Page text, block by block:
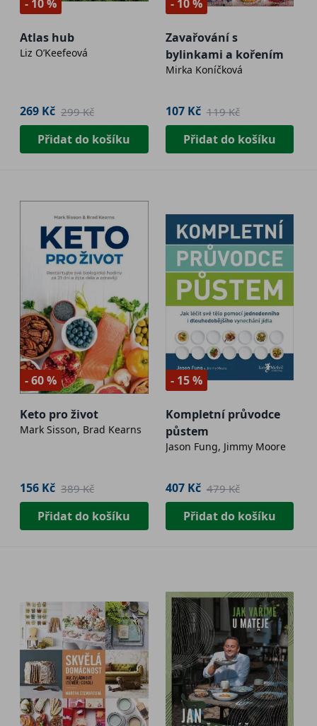
- 10 %
Atlas hub
Liz O’Keefeová
269 Kč 299 Kč
Přidat do košíku
- 10 %
Zavařování s
bylinkami a kořením
Mirka Koníčková
107 Kč 119 Kč
Přidat do košíku
- 60 %
Keto pro život
Mark Sisson, Brad Kearns
156 Kč 389 Kč
Přidat do košíku
- 15 %
Kompletní průvodce
půstem
Jason Fung, Jimmy Moore
407 Kč 479 Kč
Přidat do košíku